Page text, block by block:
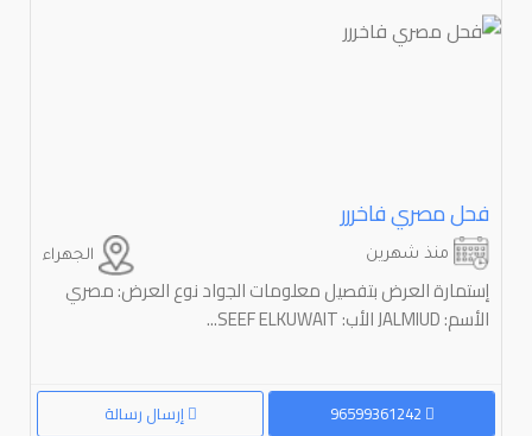
فحل مصري فاخررر
الجهراء منذ شهرين
إستمارة العرض بتفصيل معلومات الجواد نوع العرض: مصري
الأسم: JALMIUD الأب: SEEF ELKUWAlT...
إرسال رسالة 96599361242